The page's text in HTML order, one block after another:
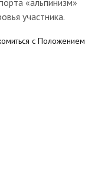
«альпинизм»
участника.
с Положением